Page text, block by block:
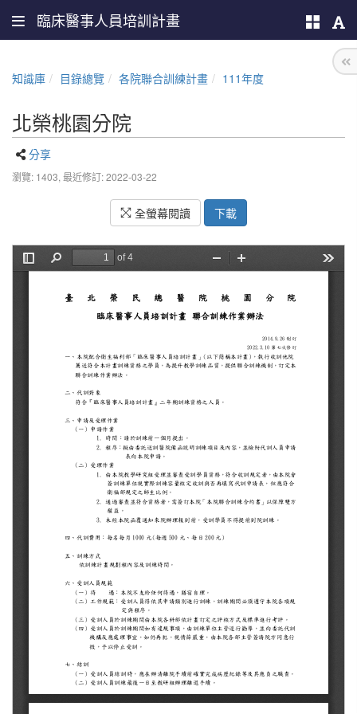
臨床醫事人員培訓計畫
知識庫 目錄總覽 各院聯合訓練計畫 111年度
北榮桃園分院
分享
瀏覽: 1403, 最近修訂: 2022-03-22
全螢幕閱讀 下載